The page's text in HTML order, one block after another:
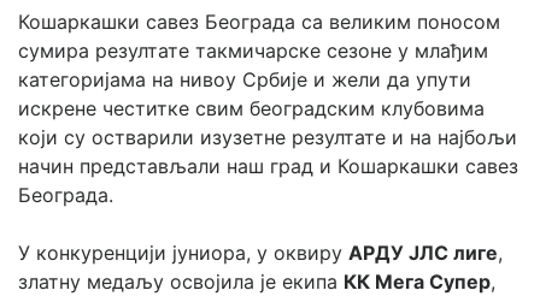
Кошаркашки савез Београда са великим поносом
сумира резултате такмичарске сезоне у млађим
категоријама на нивоу Србије и жели да упути
искрене честитке свим београдским клубовима
који су остварили изузетне резултате и на најбољи
начин представљали наш град и Кошаркашки савез
Београда.
У конкуренцији јуниора, у оквиру АРДУ ЈЛС лиге,
златну медаљу освојила је екипа КК Мега Супер,